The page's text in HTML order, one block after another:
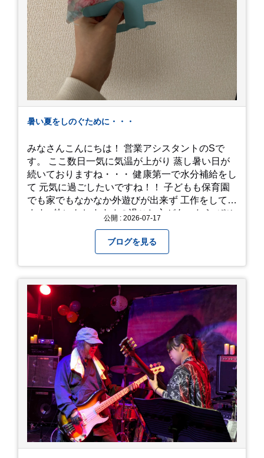
暑い夏をしのぐために・・・
みなさんこんにちは！ 営業アシスタントのSで
す。 ここ数日一気に気温が上がり 蒸し暑い日が
続いておりますね・・・ 健康第一で水分補給をし
て 元気に過ごしたいですね！！ 子どもも保育園
でも家でもなかなか外遊びが出来ず 工作をしてい
ます♪ 他にもおすすめの過ごし方があったら ぜひ
公開 : 2026-07-17
ブログを見る